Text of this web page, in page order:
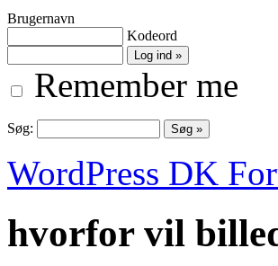
Brugernavn
Kodeord
Remember me
Søg:
WordPress DK
hvorfor vil